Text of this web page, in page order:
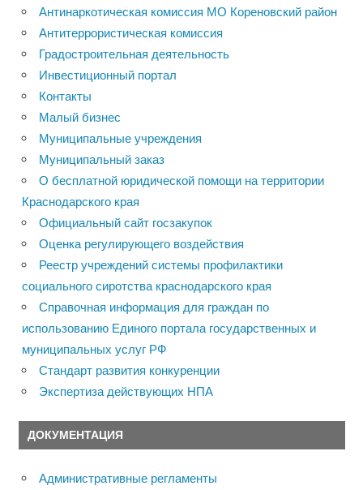
Антинаркотическая комиссия МО Кореновский район
Антитеррористическая комиссия
Градостроительная деятельность
Инвестиционный портал
Контакты
Малый бизнес
Муниципальные учреждения
Муниципальный заказ
О бесплатной юридической помощи на территории
Краснодарского края
Официальный сайт госзакупок
Оценка регулирующего воздействия
Реестр учреждений системы профилактики
социального сиротства краснодарского края
Справочная информация для граждан по
использованию Единого портала государственных и
муниципальных услуг РФ
Стандарт развития конкуренции
Экспертиза действующих НПА
ДОКУМЕНТАЦИЯ
Административные регламенты